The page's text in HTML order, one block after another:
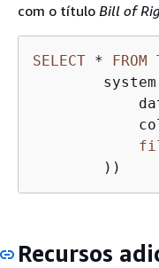
com o título Bill of
SELECT * FROM
        ))
Recursos